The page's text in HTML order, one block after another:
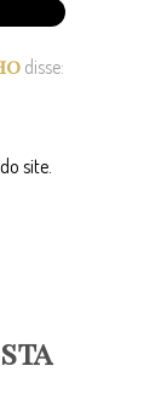
disse:
site.